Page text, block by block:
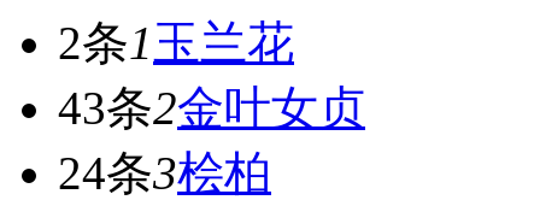
2条1玉兰花
43条2金叶女贞
24条3桧柏